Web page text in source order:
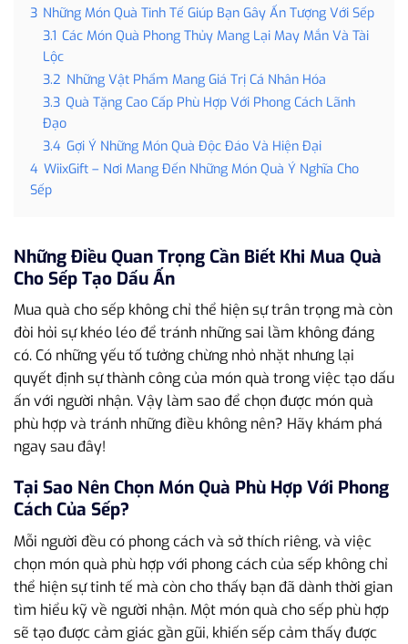
3 Những Món Quà Tinh Tế Giúp Bạn Gây Ấn Tượng Với Sếp
3.1 Các Món Quà Phong Thủy Mang Lại May Mắn Và Tài
Lộc
3.2 Những Vật Phẩm Mang Giá Trị Cá Nhân Hóa
3.3 Quà Tặng Cao Cấp Phù Hợp Với Phong Cách Lãnh
Đạo
3.4 Gợi Ý Những Món Quà Độc Đáo Và Hiện Đại
4 WiixGift – Nơi Mang Đến Những Món Quà Ý Nghĩa Cho
Sếp
Những Điều Quan Trọng Cần Biết Khi Mua Quà
Cho Sếp Tạo Dấu Ấn
Mua quà cho sếp không chỉ thể hiện sự trân trọng mà còn
đòi hỏi sự khéo léo để tránh những sai lầm không đáng
có. Có những yếu tố tưởng chừng nhỏ nhặt nhưng lại
quyết định sự thành công của món quà trong việc tạo dấu
ấn với người nhận. Vậy làm sao để chọn được món quà
phù hợp và tránh những điều không nên? Hãy khám phá
ngay sau đây!
Tại Sao Nên Chọn Món Quà Phù Hợp Với Phong
Cách Của Sếp?
Mỗi người đều có phong cách và sở thích riêng, và việc
chọn món quà phù hợp với phong cách của sếp không chỉ
thể hiện sự tinh tế mà còn cho thấy bạn đã dành thời gian
tìm hiểu kỹ về người nhận. Một món quà cho sếp phù hợp
sẽ tạo được cảm giác gần gũi, khiến sếp cảm thấy được